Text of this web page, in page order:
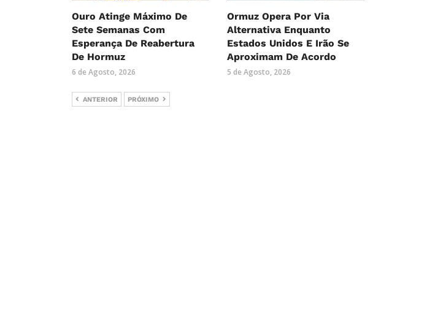
Ouro Atinge Máximo De
Sete Semanas Com
Esperança De Reabertura
De Hormuz
6 de Agosto, 2026
Ormuz Opera Por Via
Alternativa Enquanto
Estados Unidos E Irão Se
Aproximam De Acordo
5 de Agosto, 2026
ANTERIOR PRÓXIMO